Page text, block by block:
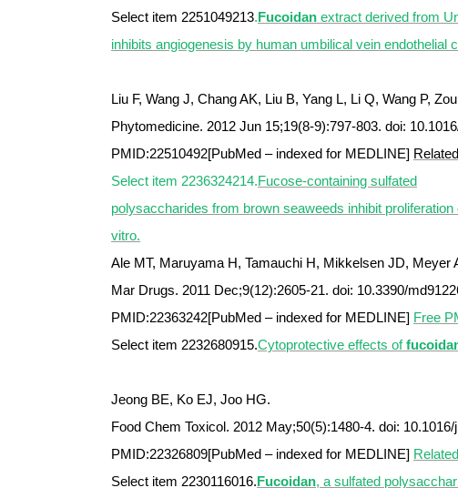
Select item 2251049213.Fucoidan extract derived from
inhibits angiogenesis by human umbilical vein endothelial
Liu F, Wang J, Chang AK, Liu B, Yang L, Li Q, Wang P,
Phytomedicine. 2012 Jun 15;19(8-9):797-803. doi:
PMID:22510492[PubMed – indexed for MEDLINE]
Select item 2236324214.Fucose-containing sulfated
polysaccharides from brown seaweeds inhibit
vitro.
Ale MT, Maruyama H, Tamauchi H, Mikkelsen JD, Meyer
Mar Drugs. 2011 Dec;9(12):2605-21. doi: 10.3390/
PMID:22363242[PubMed – indexed for MEDLINE] Free
Select item 2232680915.Cytoprotective effects of
Jeong BE, Ko EJ, Joo HG.
Food Chem Toxicol. 2012 May;50(5):1480-4. doi:
PMID:22326809[PubMed – indexed for MEDLINE]
Select item 2230116016.Fucoidan, a sulfated